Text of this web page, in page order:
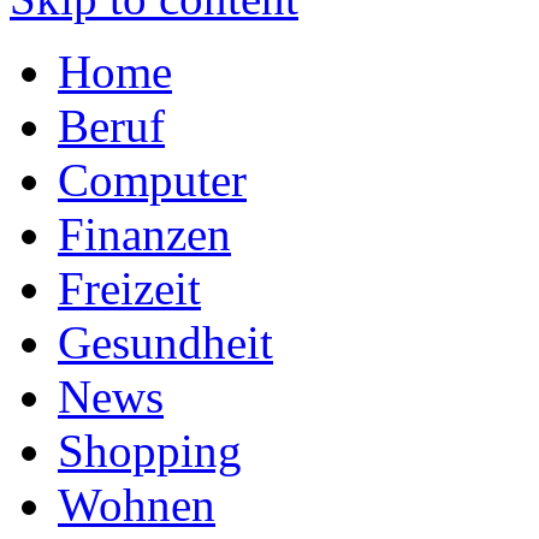
Home
Beruf
Computer
Finanzen
Freizeit
Gesundheit
News
Shopping
Wohnen